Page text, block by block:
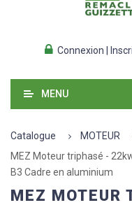
Connexion |
MENU
Catalogue
MOTEUR
MEZ Moteur triphasé -
B3 Cadre en aluminium
MEZ MOTEUR